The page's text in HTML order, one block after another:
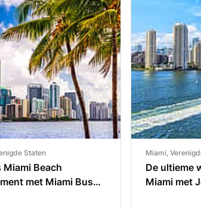
Staten
Miami Beach
met Miami Bus
Miami,
De ultieme
Miami met